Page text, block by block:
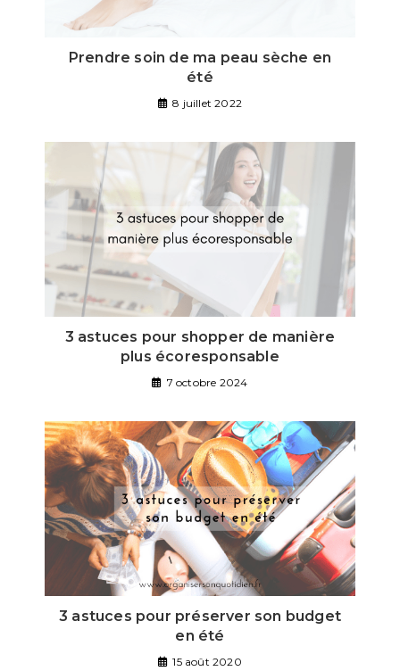
Prendre soin de ma peau sèche en
été
8 juillet 2022
3 astuces pour shopper de manière
plus écoresponsable
7 octobre 2024
3 astuces pour préserver son budget
en été
15 août 2020